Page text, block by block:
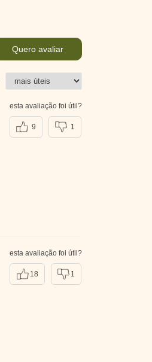
Quero avaliar
esta avaliação foi útil?
9 1
esta avaliação foi útil?
18 1